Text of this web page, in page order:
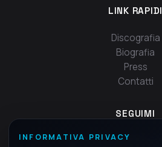
LINK RAPIDI
Discografia
Biografia
Press
Contatti
SEGUIMI
INFORMATIVA PRIVACY